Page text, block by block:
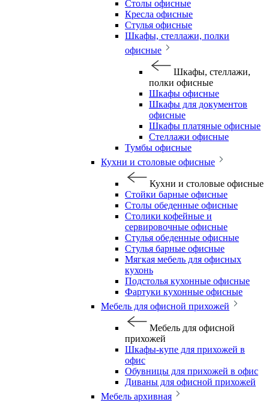
Столы офисные
Кресла офисные
Стулья офисные
Шкафы, стеллажи, полки
офисные
Шкафы, стеллажи,
полки офисные
Шкафы офисные
Шкафы для документов
офисные
Шкафы платяные офисные
Стеллажи офисные
Тумбы офисные
Кухни и столовые офисные
Кухни и столовые офисные
Стойки барные офисные
Столы обеденные офисные
Столики кофейные и
сервировочные офисные
Стулья обеденные офисные
Стулья барные офисные
Мягкая мебель для офисных
кухонь
Подстолья кухонные офисные
Фартуки кухонные офисные
Мебель для офисной прихожей
Мебель для офисной
прихожей
Шкафы-купе для прихожей в
офис
Обувницы для прихожей в офис
Диваны для офисной прихожей
Мебель архивная